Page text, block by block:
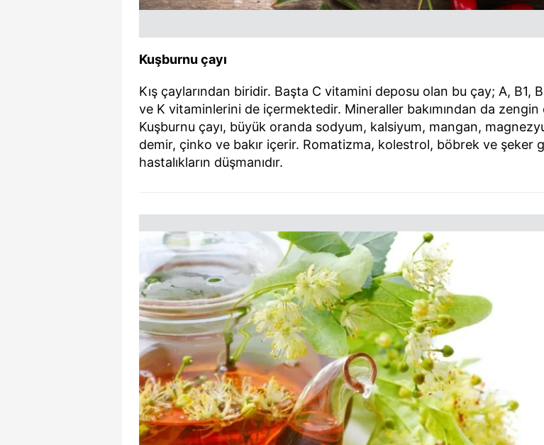
Kuşburnu çayı
Kış çaylarından biridir. Başta C vitamini deposu olan bu çay; A, B1,
ve K vitaminlerini de içermektedir. Mineraller bakımından da zengin
Kuşburnu çayı, büyük oranda sodyum, kalsiyum, mangan,
demir, çinko ve bakır içerir. Romatizma, kolestrol, böbrek ve şeker
hastalıkların düşmanıdır.